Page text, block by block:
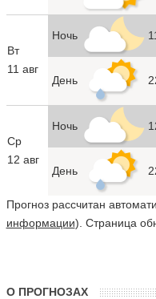
Вт
11 авг
Ночь
День
Ср
12 авг
Ночь
День
Прогноз рассчитан
информации). Страница
О ПРОГНОЗАХ